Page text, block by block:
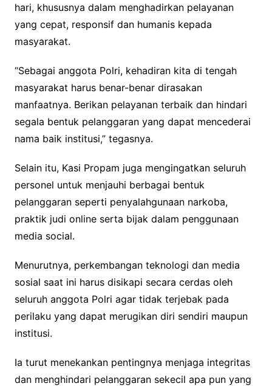
hari, khususnya dalam menghadirkan pelayanan
yang cepat, responsif dan humanis kepada
masyarakat.
“Sebagai anggota Polri, kehadiran kita di tengah
masyarakat harus benar-benar dirasakan
manfaatnya. Berikan pelayanan terbaik dan hindari
segala bentuk pelanggaran yang dapat mencederai
nama baik institusi,” tegasnya.
Selain itu, Kasi Propam juga mengingatkan seluruh
personel untuk menjauhi berbagai bentuk
pelanggaran seperti penyalahgunaan narkoba,
praktik judi online serta bijak dalam penggunaan
media social.
Menurutnya, perkembangan teknologi dan media
sosial saat ini harus disikapi secara cerdas oleh
seluruh anggota Polri agar tidak terjebak pada
perilaku yang dapat merugikan diri sendiri maupun
institusi.
Ia turut menekankan pentingnya menjaga integritas
dan menghindari pelanggaran sekecil apa pun yang